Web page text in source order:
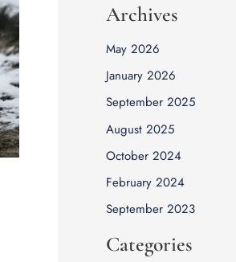
Archives
May 2026
January 2026
September 2025
August 2025
October 2024
February 2024
September 2023
Categories